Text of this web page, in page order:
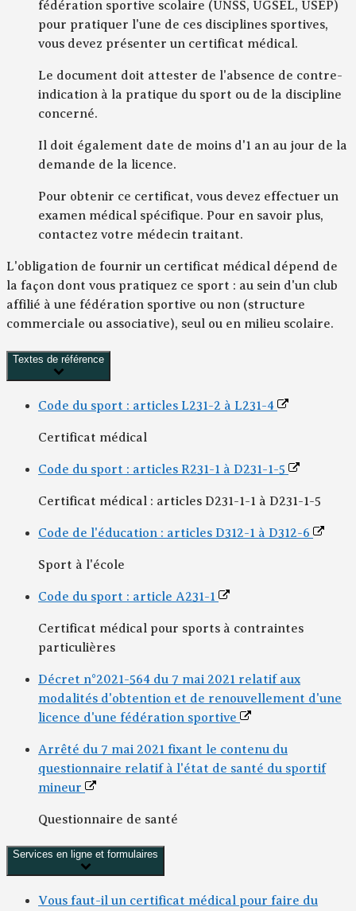
fédération sportive scolaire (UNSS, UGSEL, USEP)
pour pratiquer l'une de ces disciplines sportives,
vous devez présenter un certificat médical.
Le document doit attester de l'absence de contre-
indication à la pratique du sport ou de la discipline
concerné.
Il doit également date de moins d'1 an au jour de la
demande de la licence.
Pour obtenir ce certificat, vous devez effectuer un
examen médical spécifique. Pour en savoir plus,
contactez votre médecin traitant.
L'obligation de fournir un certificat médical dépend de
la façon dont vous pratiquez ce sport : au sein d'un club
affilié à une fédération sportive ou non (structure
commerciale ou associative), seul ou en milieu scolaire.
Textes de référence
Code du sport : articles L231-2 à L231-4
Certificat médical
Code du sport : articles R231-1 à D231-1-5
Certificat médical : articles D231-1-1 à D231-1-5
Code de l'éducation : articles D312-1 à D312-6
Sport à l'école
Code du sport : article A231-1
Certificat médical pour sports à contraintes
particulières
Décret n°2021-564 du 7 mai 2021 relatif aux
modalités d'obtention et de renouvellement d'une
licence d'une fédération sportive
Arrêté du 7 mai 2021 fixant le contenu du
questionnaire relatif à l'état de santé du sportif
mineur
Questionnaire de santé
Services en ligne et formulaires
Vous faut-il un certificat médical pour faire du